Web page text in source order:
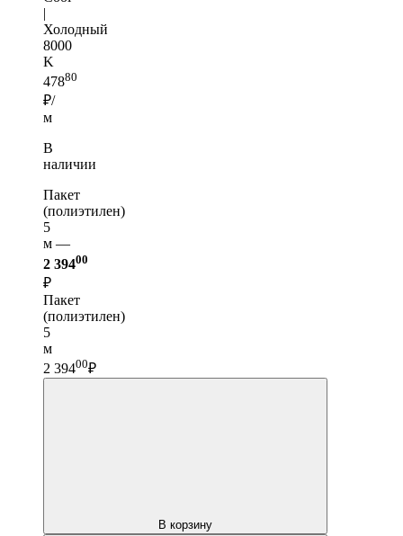
|
Холодный
8000
K
47880
₽/
м
В
наличии
Пакет
(полиэтилен)
5
м —
2 39400
₽
Пакет
(полиэтилен)
5
м
2 39400₽
В корзину